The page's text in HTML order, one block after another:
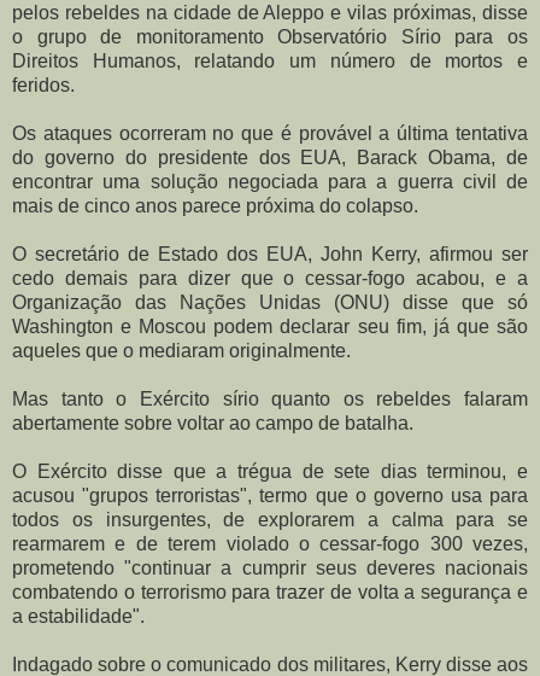
pelos rebeldes na cidade de Aleppo e vilas próximas, disse
o grupo de monitoramento Observatório Sírio para os
Direitos Humanos, relatando um número de mortos e
feridos.
Os ataques ocorreram no que é provável a última tentativa
do governo do presidente dos EUA, Barack Obama, de
encontrar uma solução negociada para a guerra civil de
mais de cinco anos parece próxima do colapso.
O secretário de Estado dos EUA, John Kerry, afirmou ser
cedo demais para dizer que o cessar-fogo acabou, e a
Organização das Nações Unidas (ONU) disse que só
Washington e Moscou podem declarar seu fim, já que são
aqueles que o mediaram originalmente.
Mas tanto o Exército sírio quanto os rebeldes falaram
abertamente sobre voltar ao campo de batalha.
O Exército disse que a trégua de sete dias terminou, e
acusou "grupos terroristas", termo que o governo usa para
todos os insurgentes, de explorarem a calma para se
rearmarem e de terem violado o cessar-fogo 300 vezes,
prometendo "continuar a cumprir seus deveres nacionais
combatendo o terrorismo para trazer de volta a segurança e
a estabilidade".
Indagado sobre o comunicado dos militares, Kerry disse aos